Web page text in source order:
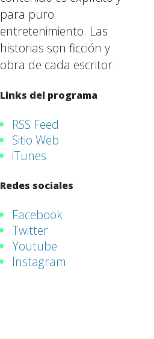
para puro
entretenimiento. Las
historias son ficción y
obra de cada escritor.
Links del programa
RSS Feed
Sitio Web
iTunes
Redes sociales
Facebook
Twitter
Youtube
Instagram